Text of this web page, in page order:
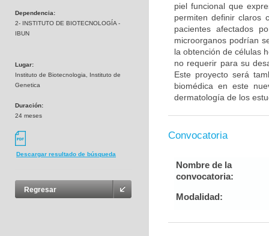
Dependencia:
2- INSTITUTO DE BIOTECNOLOGÍA -
IBUN
Lugar:
Instituto de Biotecnologia, Instituto de
Genetica
Duración:
24 meses
Descargar resultado de búsqueda
Regresar
piel funcional que
permiten definir claros
pacientes afectados
microorganos podrían
la obtención de células
no requerir para su
Este proyecto será
biomédica en este
dermatología de los
Convocatoria
Nombre de la
convocatoria:
Modalidad: